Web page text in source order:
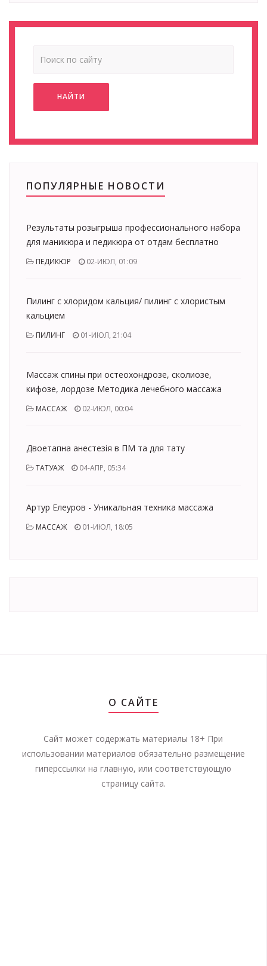
НАЙТИ
ПОПУЛЯРНЫЕ НОВОСТИ
Результаты розыгрыша профессионального набора
для маникюра и педикюра от отдам бесплатно
ПЕДИКЮР 02-ИЮЛ, 01:09
Пилинг с хлоридом кальция/ пилинг с хлористым
кальцием
ПИЛИНГ 01-ИЮЛ, 21:04
Массаж спины при остеохондрозе, сколиозе,
кифозе, лордозе Методика лечебного массажа
МАССАЖ 02-ИЮЛ, 00:04
Двоетапна анестезія в ПМ та для тату
ТАТУАЖ 04-АПР, 05:34
Артур Елеуров - Уникальная техника массажа
МАССАЖ 01-ИЮЛ, 18:05
О САЙТЕ
Сайт может содержать материалы 18+ При
использовании материалов обязательно размещение
гиперссылки на главную, или соответствующую
страницу сайта.